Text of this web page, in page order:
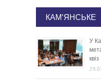
КАМ'ЯНСЬКЕ
У